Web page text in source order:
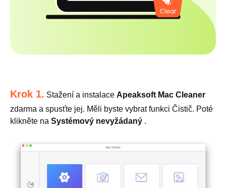
Krok 1. Stažení a instalace Apeaksoft Mac Cleaner
zdarma a spusťte jej. Měli byste vybrat funkci Čistič. Poté
klikněte na Systémový nevyžádaný .